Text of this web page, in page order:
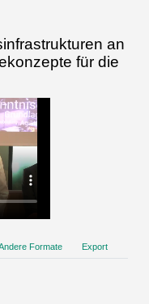
an
für die
Formate Export